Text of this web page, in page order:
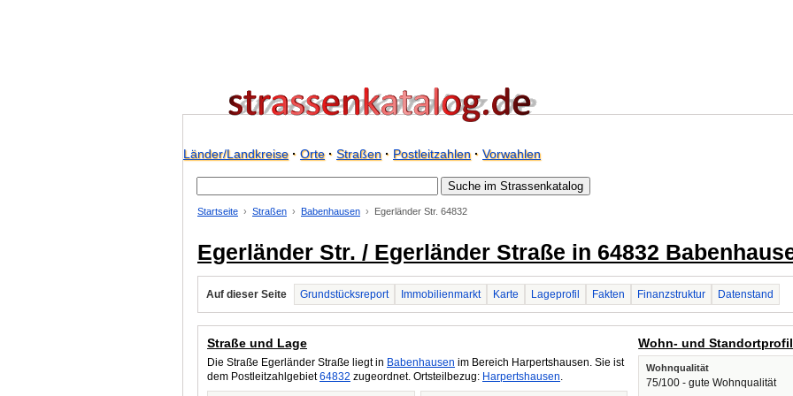
Länder/Landkreise· Orte· Straßen· Postleitzahlen· Vorwahlen
Startseite Straßen Babenhausen Egerländer Str. 64832
Egerländer Str. / Egerländer Straße in 64832
Auf dieser Seite Grundstücksreport Immobilienmarkt Karte Lageprofil Fakten Finanzstruktur Datenstand
Straße und Lage
Die Straße Egerländer Straße liegt in Babenhausen im Bereich Harpertshausen. Sie ist
dem Postleitzahlgebiet64832 zugeordnet. Ortsteilbezug: Harpertshausen.
Wohn- und Standortprofil
Wohnqualität
75/100 - gute Wohnqualität